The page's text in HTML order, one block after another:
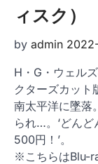
ィスク）
by admin
H・G・ウェル
クターズカット
南太平洋に墜落
られ…。‘どんど
500円！’。
※こちらはBlu-